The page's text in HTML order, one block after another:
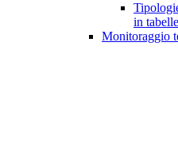
in
Monitoraggio